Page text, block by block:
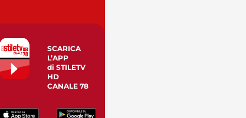
SCARICA
L’APP
di STILETV
HD
CANALE 78